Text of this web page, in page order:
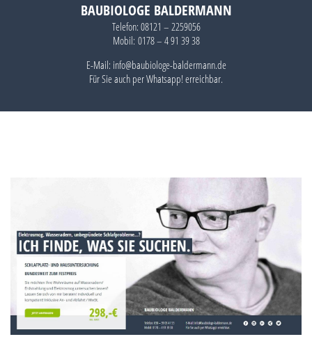
BAUBIOLOGE BALDERMANN
Telefon: 08121 – 2259056
Mobil: 0178 – 4 91 39 38
E-Mail: info@baubiologe-baldermann.de
Für Sie auch perWhatsapp!erreichbar.